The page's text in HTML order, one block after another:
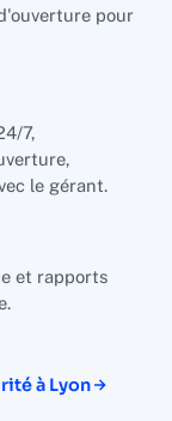
pour
7,
le gérant.
et rapports
à Lyon